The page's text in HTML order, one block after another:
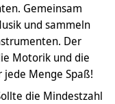
Gemeinsam
und sammeln
Der
Motorik und die
Menge Spaß!
die Mindestzahl